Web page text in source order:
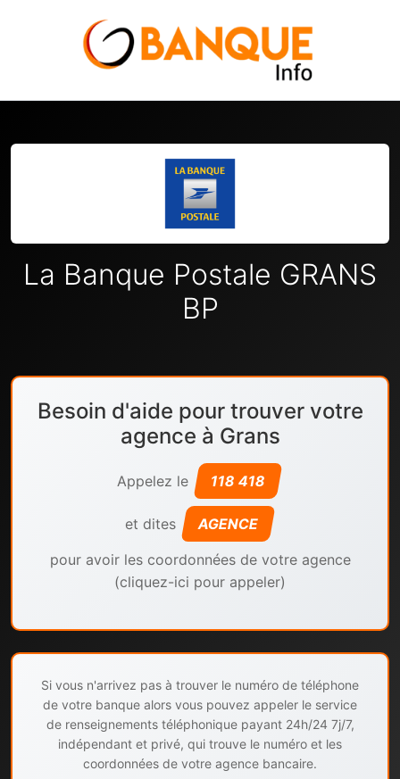
La Banque Postale GRANS
BP
Besoin d'aide pour trouver votre
agence à Grans
Appelez le 118 418
et dites AGENCE
pour avoir les coordonnées de votre agence
(cliquez-ici pour appeler)
Si vous n'arrivez pas à trouver le numéro de téléphone
de votre banque alors vous pouvez appeler le service
de renseignements téléphonique payant 24h/24 7j/7,
indépendant et privé, qui trouve le numéro et les
coordonnées de votre agence bancaire.